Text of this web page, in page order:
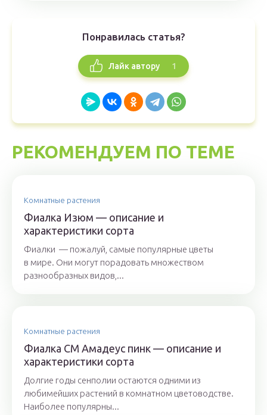
Понравилась статья?
Лайк автору 1
РЕКОМЕНДУЕМ ПО ТЕМЕ
Комнатные растения
Фиалка Изюм — описание и
характеристики сорта
Фиалки — пожалуй, самые популярные цветы
в мире. Они могут порадовать множеством
разнообразных видов,...
Комнатные растения
Фиалка СМ Амадеус пинк — описание и
характеристики сорта
Долгие годы сенполии остаются одними из
любимейших растений в комнатном цветоводстве.
Наиболее популярны...